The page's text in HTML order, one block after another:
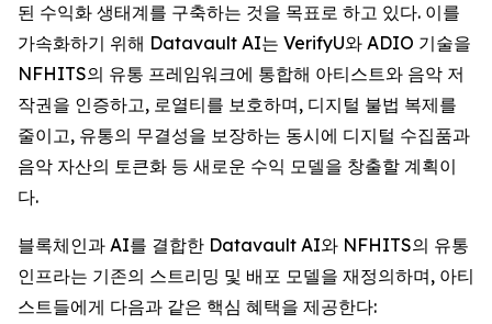
된 수익화 생태계를 구축하는 것을 목표로 하고 있다. 이를
가속화하기 위해 Datavault AI는 VerifyU와 ADIO 기술을
NFHITS의 유통 프레임워크에 통합해 아티스트와 음악 저
작권을 인증하고, 로열티를 보호하며, 디지털 불법 복제를
줄이고, 유통의 무결성을 보장하는 동시에 디지털 수집품과
음악 자산의 토큰화 등 새로운 수익 모델을 창출할 계획이
다.
블록체인과 AI를 결합한 Datavault AI와 NFHITS의 유통
인프라는 기존의 스트리밍 및 배포 모델을 재정의하며, 아티
스트들에게 다음과 같은 핵심 혜택을 제공한다: